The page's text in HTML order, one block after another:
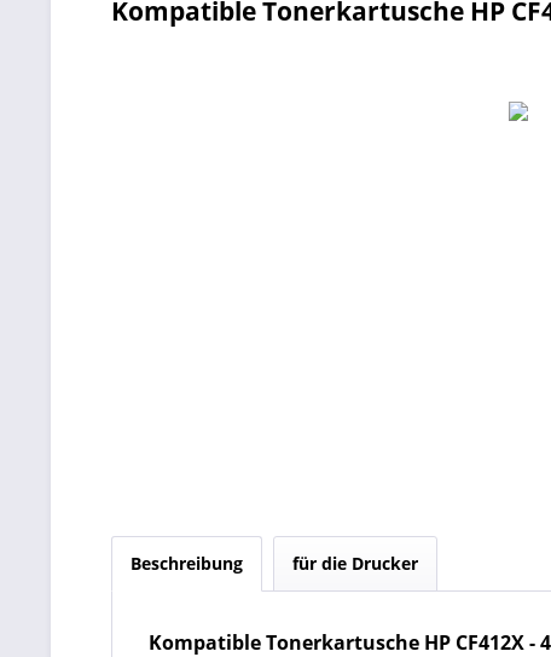
Kompatible Tonerkartusche HP
Beschreibung für die Drucker
Kompatible Tonerkartusche HP CF412X -